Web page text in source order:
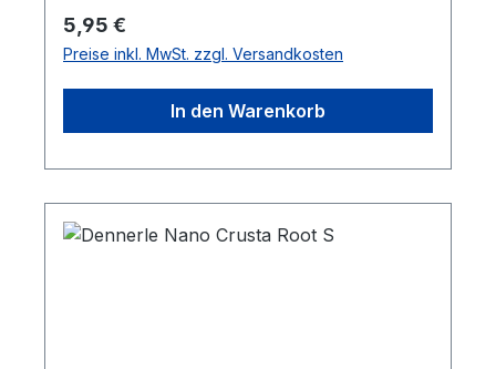
besonders natürliche Wirkung Moose
aufbinden.Abmessungen ca. 15 x 9 x 7 cm
Regulärer Preis:
5,95 €
Preise inkl. MwSt. zzgl. Versandkosten
In den Warenkorb